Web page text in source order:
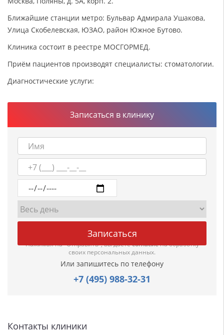
Ближайшие станции метро: Бульвар Адмирала Ушакова,
Улица Скобелевская, ЮЗАО, район Южное Бутово.
Клиника состоит в реестре МОСГОРМЕД.
Приём пациентов производят специалисты: стоматологии.
Диагностические услуги:
Записаться в клинику
Нажимая на "Отправить", вы даетесогласиена обработку
своих персональных данных.
Или запишитесь по телефону
+7 (495) 988-32-31
Контакты клиники